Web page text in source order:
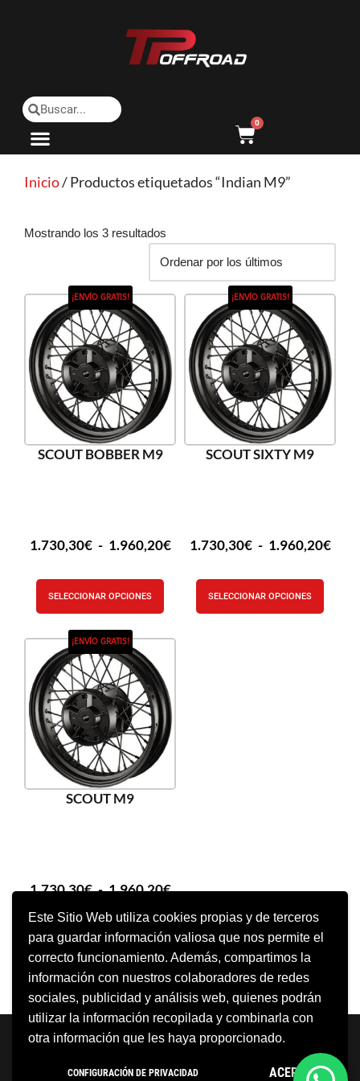
Este Sitio Web utiliza cookies propias y de terceros
para guardar información valiosa que nos permite el
correcto funcionamiento. Además, compartimos la
información con nuestros colaboradores de redes
sociales, publicidad y análisis web, quienes podrán
utilizar la información recopilada y combinarla con
otra información que les haya proporcionado.
CONFIGURACIÓN DE PRIVACIDAD ACEPTO
0
Inicio/ Productos etiquetados “Indian M9”
Mostrando los 3 resultados
¡ENVÍO GRATIS!
SCOUT BOBBER M9
1.730,30€ - 1.960,20€
SELECCIONAR OPCIONES
¡ENVÍO GRATIS!
SCOUT SIXTY M9
1.730,30€ - 1.960,20€
SELECCIONAR OPCIONES
¡ENVÍO GRATIS!
SCOUT M9
1.730,30€ - 1.960,20€
SELECCIONAR OPCIONES
Neve | Funciona gracias a WordPress